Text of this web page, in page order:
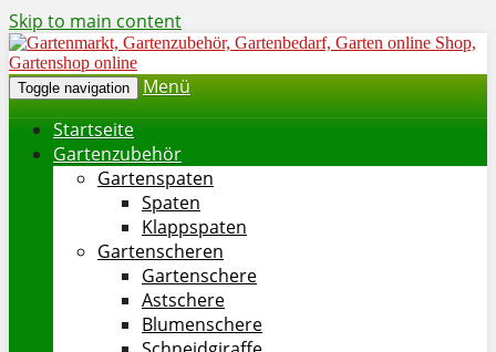
Skip to main content
Toggle navigation
Menü
Startseite
Gartenzubehör
Gartenspaten
Spaten
Klappspaten
Gartenscheren
Gartenschere
Astschere
Blumenschere